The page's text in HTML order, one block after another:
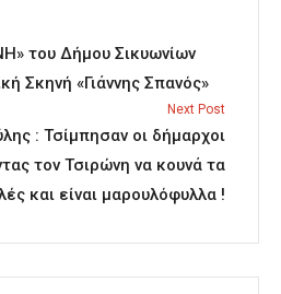
του Δήμου Σικυωνίων
Σκηνή «Γιάννης Σπανός»
Next Post
: Τσίμπησαν οι δήμαρχοι
τον Τσιρώνη να κουνά τα
και είναι μαρουλόφυλλα !